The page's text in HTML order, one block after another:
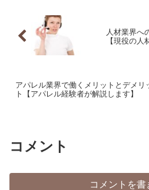
人材業界へ
【現役の人
アパレル業界で働くメリットとデメリ
ト【アパレル経験者が解説します】
コメント
コメントを書